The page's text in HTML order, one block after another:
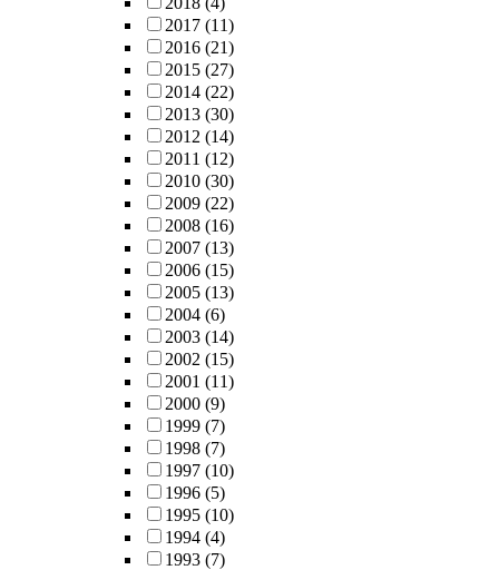
2017 (11)
2016 (21)
2015 (27)
2014 (22)
2013 (30)
2012 (14)
2011 (12)
2010 (30)
2009 (22)
2008 (16)
2007 (13)
2006 (15)
2005 (13)
2004 (6)
2003 (14)
2002 (15)
2001 (11)
2000 (9)
1999 (7)
1998 (7)
1997 (10)
1996 (5)
1995 (10)
1994 (4)
1993 (7)